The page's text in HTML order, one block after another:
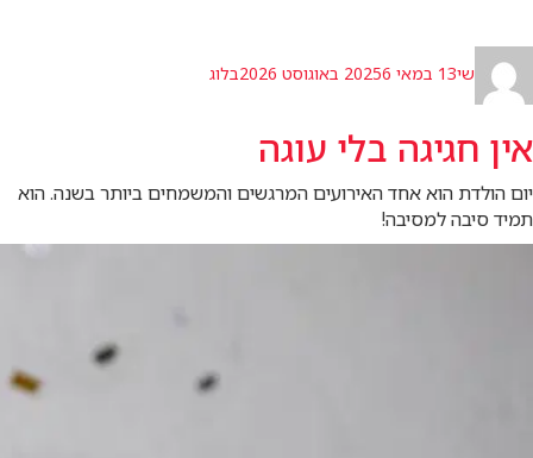
שיבתאריך
13 במאי 2025 6 באוגוסט 2026 בלוג
אין חגיגה בלי עוגה
יום הולדת הוא אחד האירועים המרגשים והמשמחים ביותר בשנה. הוא
תמיד סיבה למסיבה!